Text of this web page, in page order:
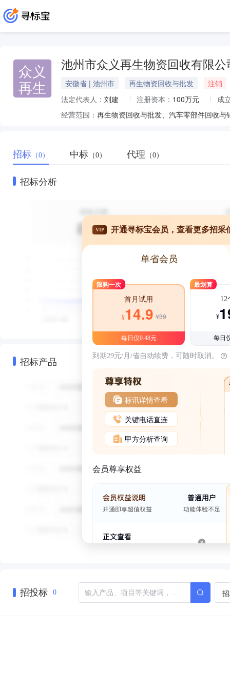
众义
再生
池州市众义再生物资回收有限公
安徽省 | 池州市 再生物资回收与批发
注销
法定代表人： 刘建 注册资本： 100万元
成
经营范围： 再生物资回收与批发、汽车零部件回收
招标 （0） 中标 （0） 代理 （0）
招标分析
招标产品
VIP 开通寻标宝会员，查看更多招采
单省会员
限购一次
首月试用
¥14.9 ¥39
每日仅0.48元
最划算
12
¥
每日
到期29元/月/省自动续费，可随时取消。
标讯详情查看
关键电话直连
甲方分析查询
会员尊享权益
招投标 0